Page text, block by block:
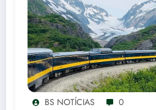
BS NOTÍCIAS 0